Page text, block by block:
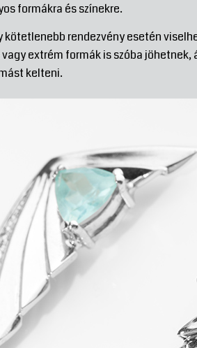
formákra és színekre.
kötetlenebb rendezvény esetén
extrém formák is szóba
kelteni.